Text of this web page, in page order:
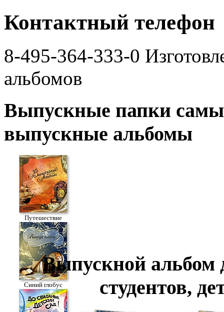
Контактный телефон
8-495-364-333-0
альбомов
Выпускные папки
выпускные альбомы
Путешествие
Синий глобус
Выпускной альбом
студентов,